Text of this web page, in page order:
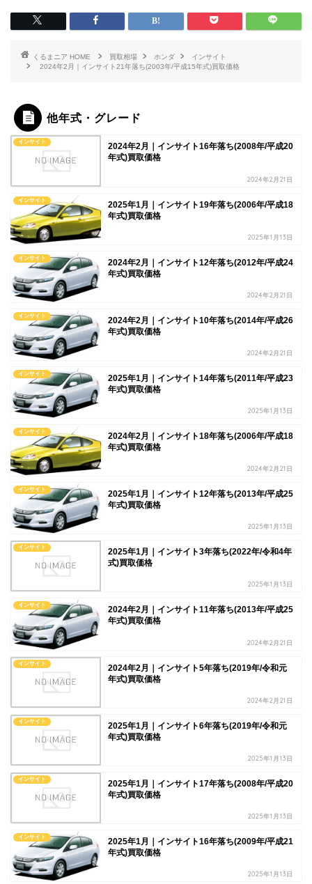
HOME 買取相場 ホンダ
インサイト
2024年2月｜インサイト21年落ち(2003年/平成15年式)買取価格
他年式・グレード
インサイト
2024年2月｜インサイト16年落ち(2008年/平成20
年式)買取価格
2024年2月21日
インサイト
2025年1月｜インサイト19年落ち(2006年/平成18
年式)買取価格
2025年1月13日
インサイト
2024年2月｜インサイト12年落ち(2012年/平成24
年式)買取価格
2024年2月21日
インサイト
2024年2月｜インサイト10年落ち(2014年/平成26
年式)買取価格
2024年2月21日
インサイト
2025年1月｜インサイト14年落ち(2011年/平成23
年式)買取価格
2025年1月13日
インサイト
2024年2月｜インサイト18年落ち(2006年/平成18
年式)買取価格
2024年2月21日
インサイト
2025年1月｜インサイト12年落ち(2013年/平成25
年式)買取価格
2025年1月13日
インサイト
2025年1月｜インサイト3年落ち(2022年/令和4年
式)買取価格
2025年1月13日
インサイト
2024年2月｜インサイト11年落ち(2013年/平成25
年式)買取価格
2024年2月21日
インサイト
2024年2月｜インサイト5年落ち(2019年/令和元
年式)買取価格
2024年2月21日
インサイト
2025年1月｜インサイト6年落ち(2019年/令和元
年式)買取価格
2025年1月13日
インサイト
2025年1月｜インサイト17年落ち(2008年/平成20
年式)買取価格
2025年1月13日
インサイト
2025年1月｜インサイト16年落ち(2009年/平成21
年式)買取価格
2025年1月13日